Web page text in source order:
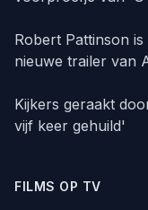
Robert Pattinson
nieuwe trailer van
Kijkers geraakt
vijf keer gehuild'
FILMS OP TV